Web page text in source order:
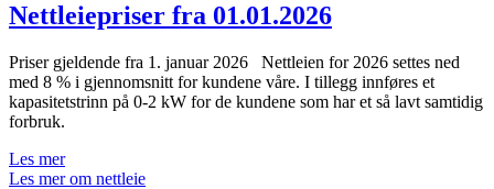
Nettleiepriser fra 01.01.2026
Priser gjeldende fra 1. januar 2026 Nettleien for 2026 settes ned
med 8 % i gjennomsnitt for kundene våre. I tillegg innføres et
kapasitetstrinn på 0-2 kW for de kundene som har et så lavt samtidig
forbruk.
Les mer
Les mer om nettleie